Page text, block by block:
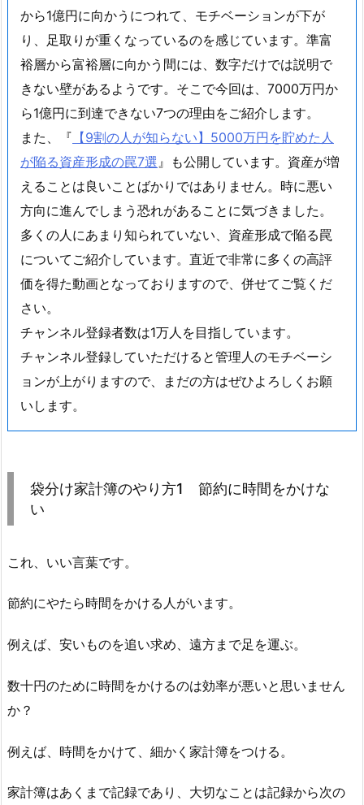
から1億円に向かうにつれて、モチベーションが下が
り、足取りが重くなっているのを感じています。準富
裕層から富裕層に向かう間には、数字だけでは説明で
きない壁があるようです。そこで今回は、7000万円か
ら1億円に到達できない7つの理由をご紹介します。
また、『 【9割の人が知らない】5000万円を貯めた人
が陥る資産形成の罠7選 』も公開しています。資産が増
えることは良いことばかりではありません。時に悪い
方向に進んでしまう恐れがあることに気づきました。
多くの人にあまり知られていない、資産形成で陥る罠
についてご紹介しています。直近で非常に多くの高評
価を得た動画となっておりますので、併せてご覧くだ
さい。
チャンネル登録者数は1万人を目指しています。
チャンネル登録していただけると管理人のモチベーシ
ョンが上がりますので、まだの方はぜひよろしくお願
いします。
袋分け家計簿のやり方1 節約に時間をかけな
い
これ、いい言葉です。
節約にやたら時間をかける人がいます。
例えば、安いものを追い求め、遠方まで足を運ぶ。
数十円のために時間をかけるのは効率が悪いと思いません
か？
例えば、時間をかけて、細かく家計簿をつける。
家計簿はあくまで記録であり、大切なことは記録から次の